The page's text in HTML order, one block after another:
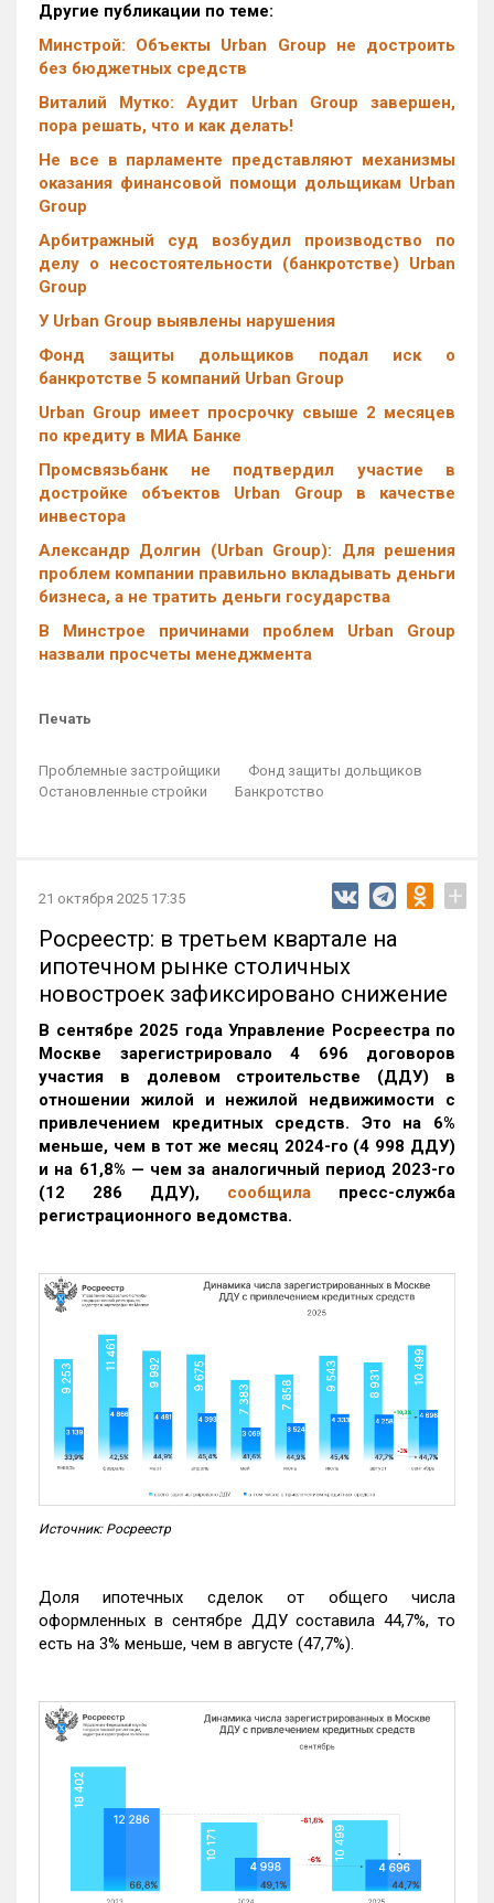
Другие публикации по теме:
Минстрой: Объекты Urban Group не достроить
без бюджетных средств
Виталий Мутко: Аудит Urban Group завершен,
пора решать, что и как делать!
Не все в парламенте представляют механизмы
оказания финансовой помощи дольщикам Urban
Group
Арбитражный суд возбудил производство по
делу о несостоятельности (банкротстве) Urban
Group
У Urban Group выявлены нарушения
Фонд защиты дольщиков подал иск о
банкротстве 5 компаний Urban Group
Urban Group имеет просрочку свыше 2 месяцев
по кредиту в МИА Банке
Промсвязьбанк не подтвердил участие в
достройке объектов Urban Group в качестве
инвестора
Александр Долгин (Urban Group): Для решения
проблем компании правильно вкладывать деньги
бизнеса, а не тратить деньги государства
В Минстрое причинами проблем Urban Group
назвали просчеты менеджмента
Печать
Проблемные застройщики
Фонд защиты дольщиков
Остановленные стройки
Банкротство
21 октября 2025 17:35 +
Росреестр: в третьем квартале на
ипотечном рынке столичных
новостроек зафиксировано снижение
В сентябре 2025 года Управление Росреестра по
Москве зарегистрировало 4 696 договоров
участия в долевом строительстве (ДДУ) в
отношении жилой и нежилой недвижимости с
привлечением кредитных средств. Это на 6%
меньше, чем в тот же месяц 2024-го (4 998 ДДУ)
и на 61,8% — чем за аналогичный период 2023-го
(12 286 ДДУ), сообщила пресс-служба
регистрационного ведомства.
Источник: Росреестр
Доля ипотечных сделок от общего числа
оформленных в сентябре ДДУ составила 44,7%, то
есть на 3% меньше, чем в августе (47,7%).